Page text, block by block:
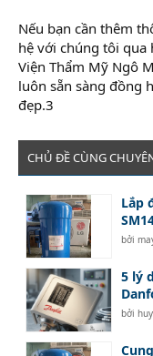
Nếu bạn cần thêm
hệ với chúng tôi qua
Viện Thẩm Mỹ Ngô
luôn sẵn sàng đồng
đẹp.3
CHỦ ĐỀ CÙNG
Lắp
bởi
5 lý
bởi